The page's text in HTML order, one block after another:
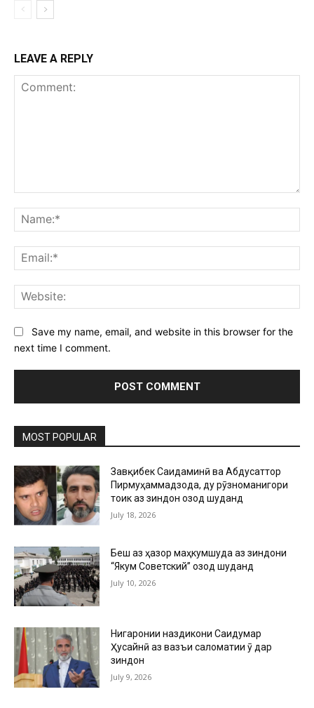
LEAVE A REPLY
Save my name, email, and website in this browser for the
next time I comment.
MOST POPULAR
Завқибек Саидаминӣ ва Абдусаттор
Пирмуҳаммадзода, ду рӯзноманигори
тоҷик аз зиндон озод шуданд
July 18, 2026
Беш аз ҳазор маҳкумшуда аз зиндони
“Якум Советский” озод шуданд
July 10, 2026
Нигаронии наздикони Саидумар
Ҳусайнӣ аз вазъи саломатии ӯ дар
зиндон
July 9, 2026